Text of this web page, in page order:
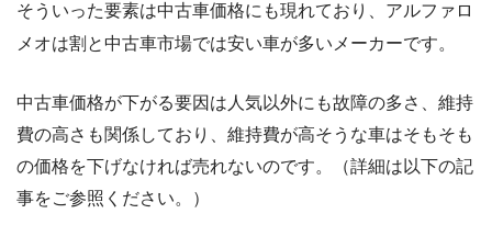
そういった要素は中古車価格にも現れており、アルファロ
メオは割と中古車市場では安い車が多いメーカーです。
中古車価格が下がる要因は人気以外にも故障の多さ、維持
費の高さも関係しており、維持費が高そうな車はそもそも
の価格を下げなければ売れないのです。（詳細は以下の記
事をご参照ください。）